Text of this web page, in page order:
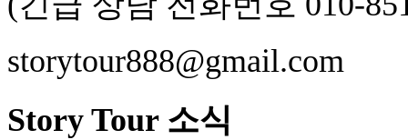
storytour888@gmail.com
Story Tour 소식